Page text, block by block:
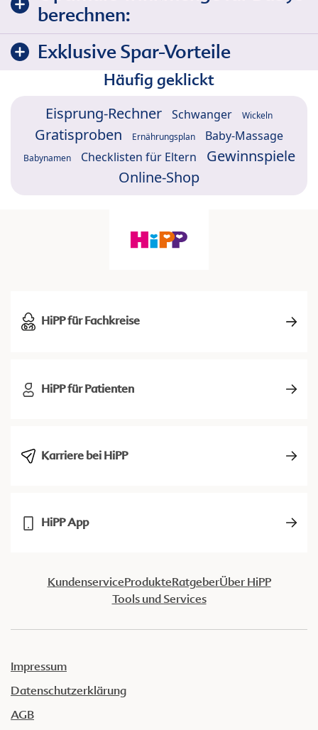
berechnen:
Exklusive Spar-Vorteile
Häufig geklickt
Eisprung-Rechner Schwanger Wickeln
Gratisproben Ernährungsplan Baby-Massage
Babynamen Checklisten für Eltern
Gewinnspiele
Online-Shop
HiPP für Fachkreise
HiPP für Patienten
Karriere bei HiPP
HiPP App
KundenserviceProdukteRatgeberÜber HiPP
Tools und Services
Impressum
Datenschutzerklärung
AGB